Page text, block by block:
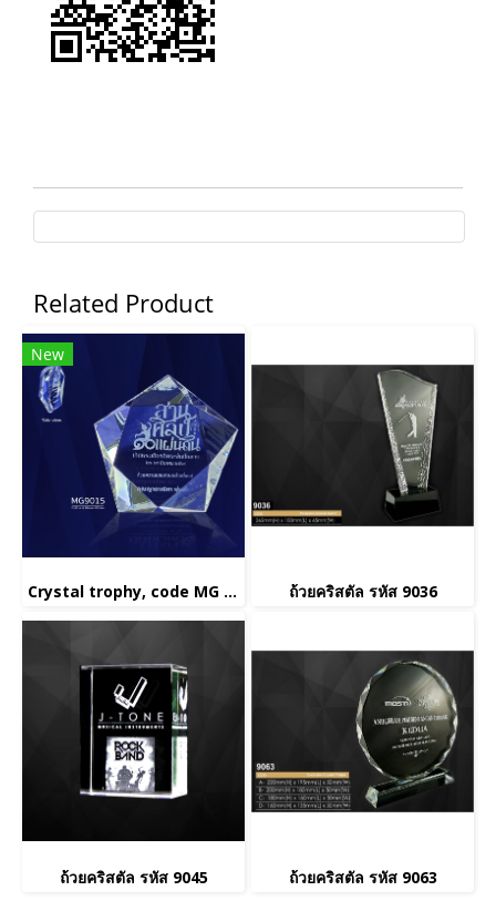
Related Product
New
Crystal trophy, code MG 9015 ถ้วยคริสตัล รหัส 9036
ถ้วยคริสตัล รหัส 9045 ถ้วยคริสตัล รหัส 9063